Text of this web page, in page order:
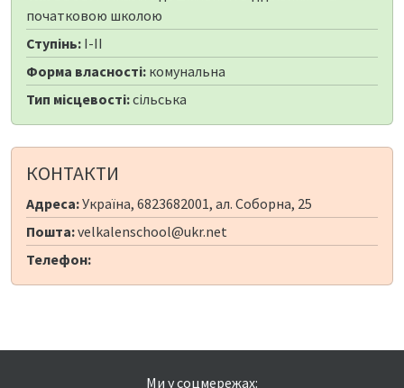
початковою школою
Ступінь: I-II
Форма власності: комунальна
Тип місцевості:сільська
КОНТАКТИ
Адреса:Україна, 6823682001, ал. Соборна, 25
Пошта:velkalenschool@ukr.net
Телефон:
Ми у соцмережах: